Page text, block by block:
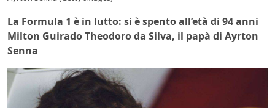
La Formula 1 è in lutto: si è spento all’età di 94 anni
Milton Guirado Theodoro da Silva, il papà di Ayrton
Senna